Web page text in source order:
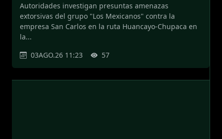
Autoridades investigan presuntas amenazas
extorsivas del grupo "Los Mexicanos" contra la
empresa San Carlos en la ruta Huancayo-Chupaca en
la...
03AGO.26 11:23
57